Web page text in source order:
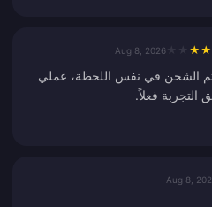
★
★
Aug 8, 2026
الشحن في نفس اللحظة، عملي
التجربة فعلاً.
Aug 8,